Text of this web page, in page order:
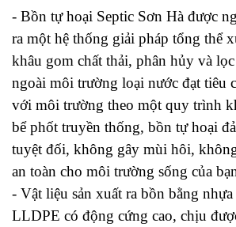
- Bồn tự hoại Septic Sơn Hà được
ra một hệ thống giải pháp tổng thể
khâu gom chất thải, phân hủy và
ngoài môi trường loại nước đạt tiêu
với môi trường theo một quy trình
bể phốt truyền thống, bồn tự hoại
tuyệt đối, không gây mùi hôi,
an toàn cho môi trường sống của
- Vật liệu sản xuất ra bồn bằng
LLDPE có động cứng cao, chịu